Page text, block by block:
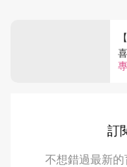
訂
不想錯過最新